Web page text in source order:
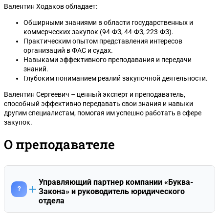
Валентин Ходаков обладает:
Обширными знаниями в области государственных и
коммерческих закупок (94-ФЗ, 44-ФЗ, 223-ФЗ).
Практическим опытом представления интересов
организаций в ФАС и судах.
Навыками эффективного преподавания и передачи
знаний.
Глубоким пониманием реалий закупочной деятельности.
Валентин Сергеевич – ценный эксперт и преподаватель,
способный эффективно передавать свои знания и навыки
другим специалистам, помогая им успешно работать в сфере
закупок.
О преподавателе
?
Управляющий партнер компании «Буква-
Закона» и руководитель юридического
отдела